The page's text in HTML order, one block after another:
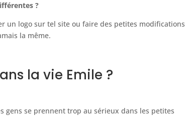
?
un logo sur tel site ou faire des petites modifications
la même.
la vie Emile ?
gens se prennent trop au sérieux dans les petites